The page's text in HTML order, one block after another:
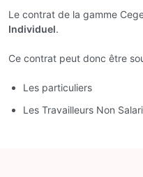
Le contrat de la gamme
Individuel.
Ce contrat peut donc être
Les particuliers
Les Travailleurs Non